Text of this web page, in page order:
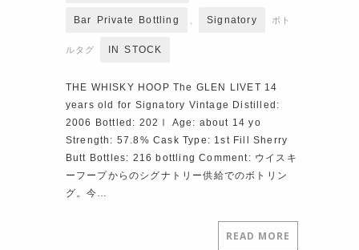
Bar Private Bottling Signatory ボト
ルタグ IN STOCK
THE WHISKY HOOP The GLEN LIVET 14
years old for Signatory Vintage Distilled:
2006 Bottled: 202Ⅰ Age: about 14 yo
Strength: 57.8% Cask Type: 1st Fill Sherry
Butt Bottles: 216 bottling Comment: ウイスキ
ーフープからのシグナトリー供給でのボトリン
グ。今…
READ MORE